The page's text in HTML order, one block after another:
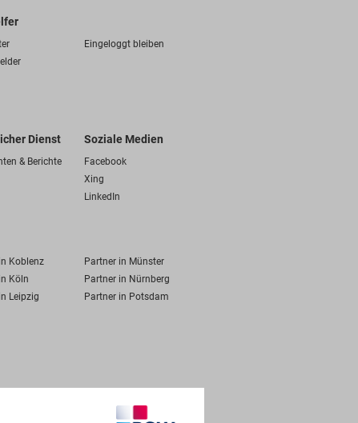
Eingeloggt bleiben
Dienst
& Berichte
Soziale Medien
Facebook
Xing
LinkedIn
Koblenz
Partner in Münster
Köln
Partner in Nürnberg
Leipzig Partner in Potsdam